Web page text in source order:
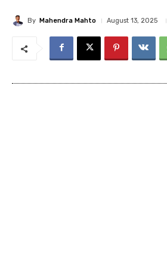
By Mahendra Mahto August 13, 2025